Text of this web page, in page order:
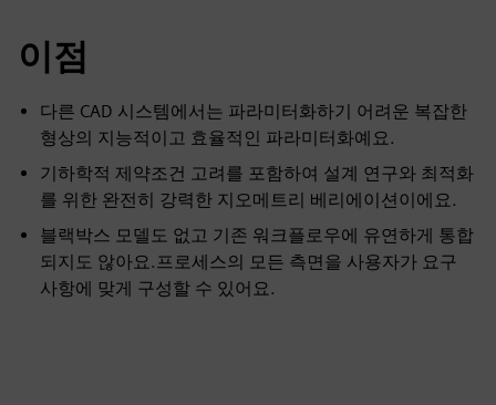
이점
다른 CAD 시스템에서는 파라미터화하기 어려운 복잡한
형상의 지능적이고 효율적인 파라미터화예요.
기하학적 제약조건 고려를 포함하여 설계 연구와 최적화
를 위한 완전히 강력한 지오메트리 베리에이션이에요.
블랙박스 모델도 없고 기존 워크플로우에 유연하게 통합
되지도 않아요.프로세스의 모든 측면을 사용자가 요구
사항에 맞게 구성할 수 있어요.